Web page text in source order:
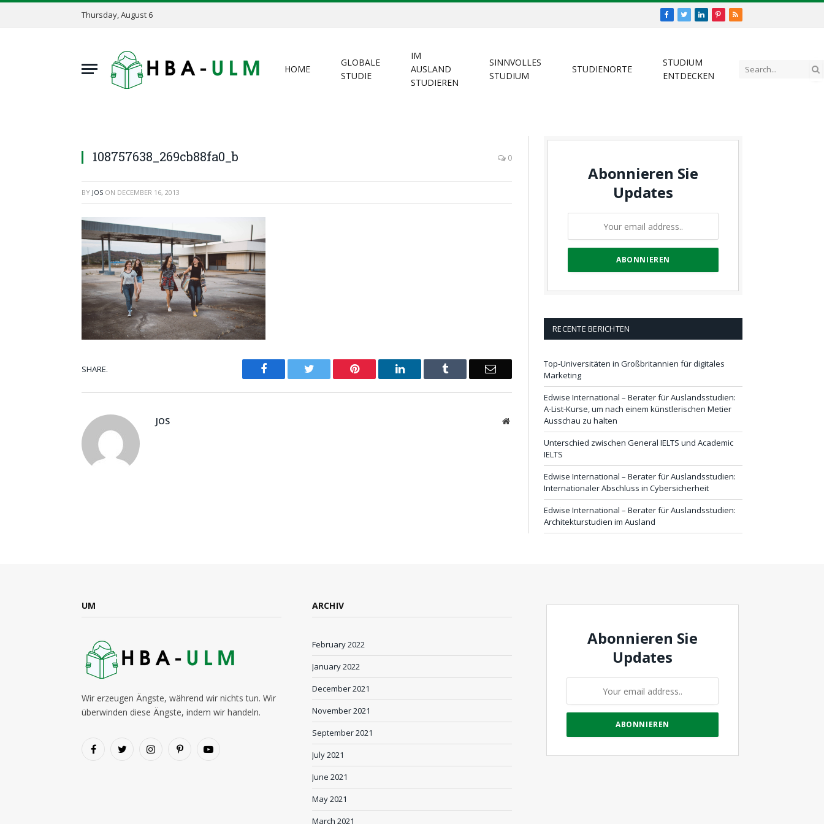
Thursday, August 6 Facebook
TwitterLinkedInPinterest
RSS
HOME
GLOBALE
STUDIE
IM
AUSLAND
STUDIEREN
SINNVOLLES
STUDIUM
STUDIENORTE
STUDIUM
ENTDECKEN
108757638_269cb88fa0_b 0
BY JOS ON DECEMBER 16, 2013
SHARE. Facebook Twitter Pinterest LinkedIn Tumblr Email
JOS Website
Abonnieren Sie
Updates
RECENTE BERICHTEN
Top-Universitäten in Großbritannien für digitales
Marketing
Edwise International – Berater für Auslandsstudien:
A-List-Kurse, um nach einem künstlerischen Metier
Ausschau zu halten
Unterschied zwischen General IELTS und Academic
IELTS
Edwise International – Berater für Auslandsstudien:
Internationaler Abschluss in Cybersicherheit
Edwise International – Berater für Auslandsstudien:
Architekturstudien im Ausland
UM
Wir erzeugen Ängste, während wir nichts tun. Wir
überwinden diese Ängste, indem wir handeln.
FacebookTwitter InstagramPinterestYouTube
ARCHIV
February 2022
January 2022
December 2021
November 2021
September 2021
July 2021
June 2021
May 2021
March 2021
Abonnieren Sie
Updates